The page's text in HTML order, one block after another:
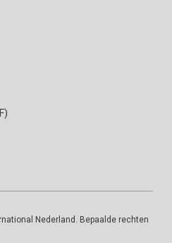
Nederland. Bepaalde rechten